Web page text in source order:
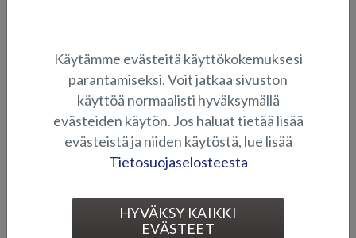
SOVELTUVUUS
KUVAGALLERIA
Käytämme evästeitä käyttökokemuksesi
parantamiseksi. Voit jatkaa sivuston
käyttöä normaalisti hyväksymällä
evästeiden käytön. Jos haluat tietää lisää
evästeistä ja niiden käytöstä, lue lisää
Tietosuojaselosteesta
HYVÄKSY KAIKKI
EVÄSTEET